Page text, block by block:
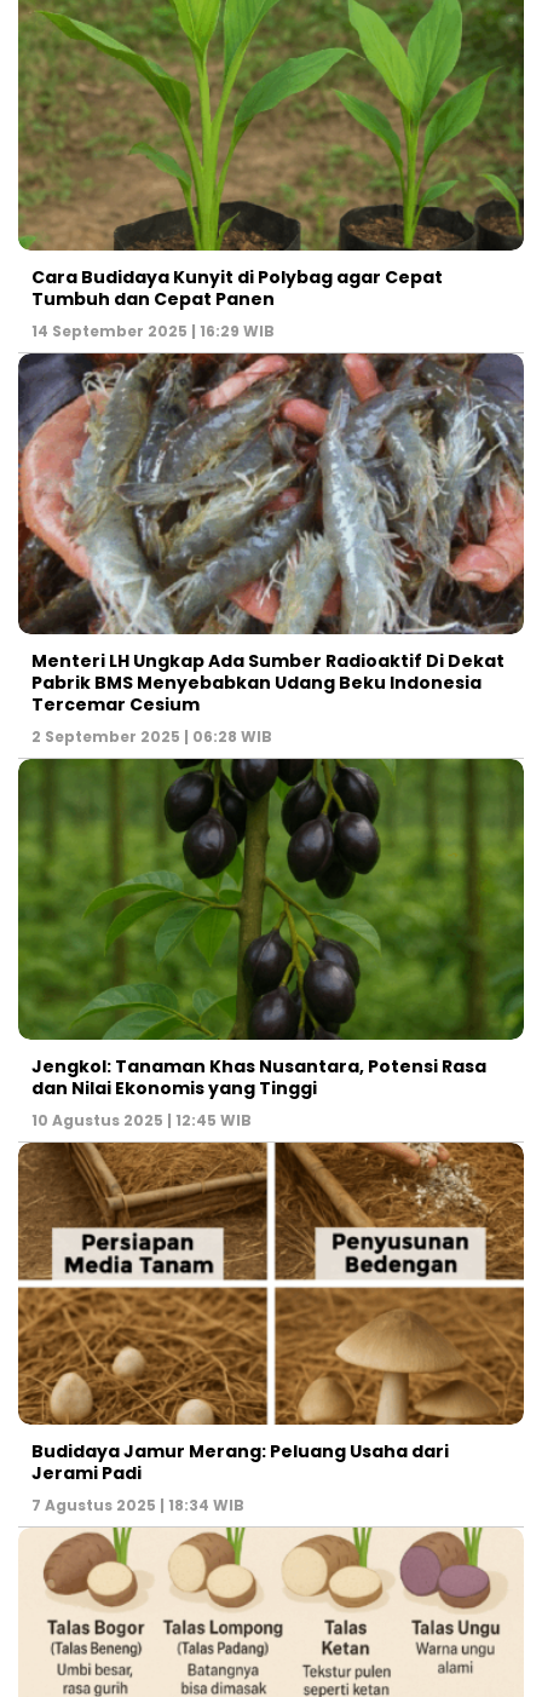
Cara Budidaya Kunyit di Polybag agar Cepat
Tumbuh dan Cepat Panen
14 September 2025 | 16:29 WIB
Menteri LH Ungkap Ada Sumber Radioaktif Di Dekat
Pabrik BMS Menyebabkan Udang Beku Indonesia
Tercemar Cesium
2 September 2025 | 06:28 WIB
Jengkol: Tanaman Khas Nusantara, Potensi Rasa
dan Nilai Ekonomis yang Tinggi
10 Agustus 2025 | 12:45 WIB
Budidaya Jamur Merang: Peluang Usaha dari
Jerami Padi
7 Agustus 2025 | 18:34 WIB